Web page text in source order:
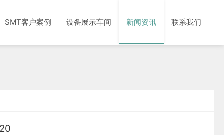
SMT客户案例 设备展示车间 新闻资讯 联系我们